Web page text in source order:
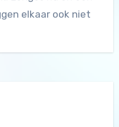
elkaar ook niet